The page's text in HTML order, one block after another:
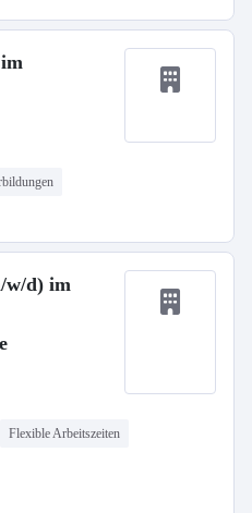
w/d) im
Flexible Arbeitszeiten